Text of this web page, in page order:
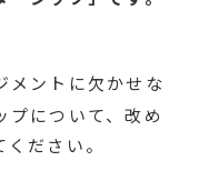
ントに欠かせな
プについて、改め
ださい。